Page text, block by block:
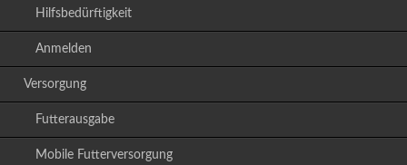
Hilfsbedürftigkeit
Anmelden
Versorgung
Futterausgabe
Mobile Futterversorgung